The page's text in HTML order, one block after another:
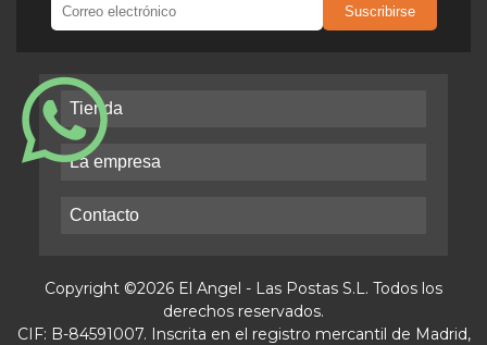
Suscribirse
Tienda
La empresa
Contacto
Copyright ©2026 El Angel - Las Postas S.L. Todos los
derechos reservados.
CIF: B-84591007. Inscrita en el registro mercantil de Madrid,